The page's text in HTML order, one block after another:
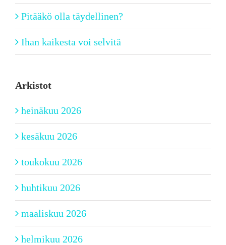
Pitääkö olla täydellinen?
Ihan kaikesta voi selvitä
Arkistot
heinäkuu 2026
kesäkuu 2026
toukokuu 2026
huhtikuu 2026
maaliskuu 2026
helmikuu 2026